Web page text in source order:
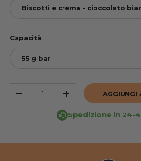
Biscotti e crema - cioccolato
Capacità
55 g bar
RIDURRE LA QUANTITÀ
AUMENTARE LA
AGGIUNGI
Spedizione in 24-